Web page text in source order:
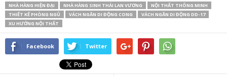
NHÀ HÀNG HIỆN ĐẠI
NHÀ HÀNG SINH THÁI LAN VƯƠNG
NỘI THẤT THÔNG MINH
THIẾT KẾ PHÒNG NGỦ
VÁCH NGĂN DI ĐỘNG CONG
VÁCH NGĂN DI ĐỘNG DD-17
XU HƯỚNG NỘI THẤT
Facebook Twitter